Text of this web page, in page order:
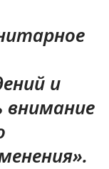
и
внимание